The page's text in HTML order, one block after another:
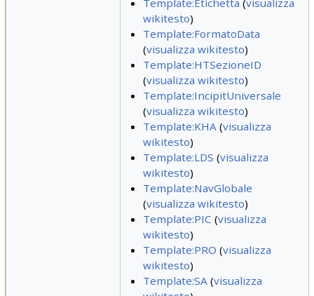
Template:Etichetta (visualizza
wikitesto)
Template:FormatoData
(visualizza wikitesto)
Template:HTSezioneID
(visualizza wikitesto)
Template:IncipitUniversale
(visualizza wikitesto)
Template:KHA(visualizza
wikitesto)
Template:LDS (visualizza
wikitesto)
Template:NavGlobale
(visualizza wikitesto)
Template:PIC (visualizza
wikitesto)
Template:PRO (visualizza
wikitesto)
Template:SA(visualizza